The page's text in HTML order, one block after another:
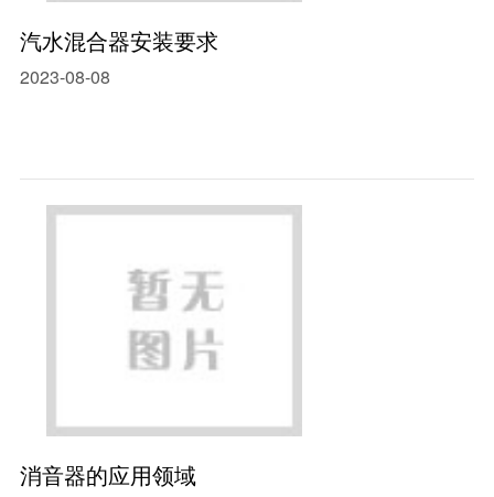
汽水混合器安装要求
2023-08-08
消音器的应用领域